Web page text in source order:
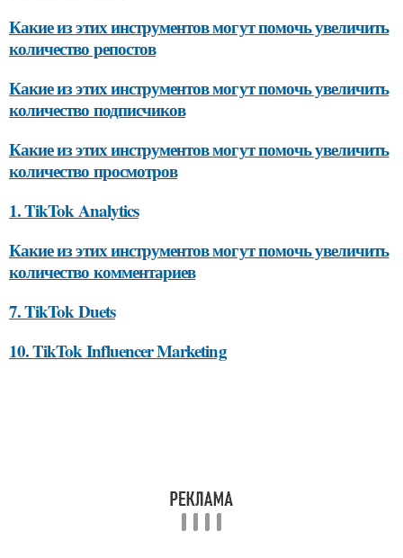
Какие из этих инструментов могут помочь увеличить
количество репостов
Какие из этих инструментов могут помочь увеличить
количество подписчиков
Какие из этих инструментов могут помочь увеличить
количество просмотров
1. TikTok Analytics
Какие из этих инструментов могут помочь увеличить
количество комментариев
7. TikTok Duets
10. TikTok Influencer Marketing